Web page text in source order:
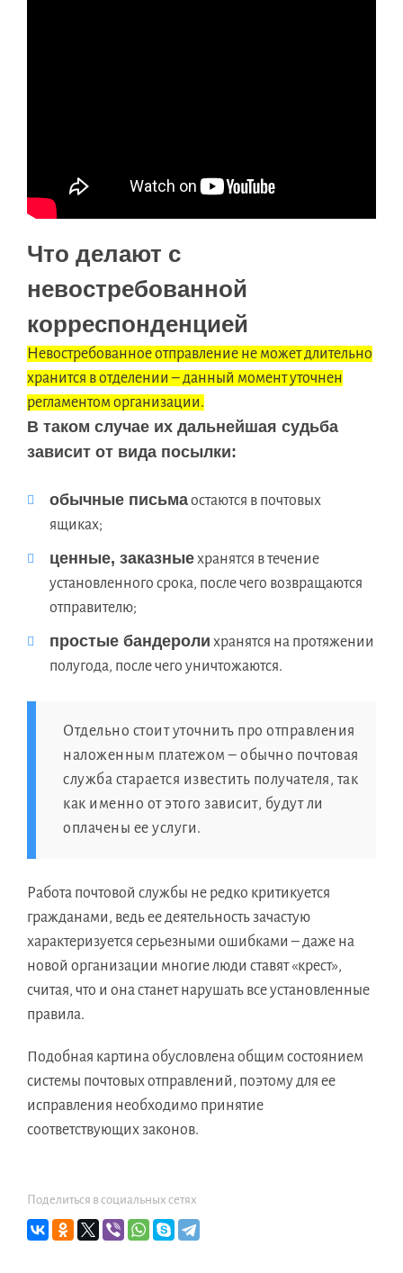
Что делают с
невостребованной
корреспонденцией
Невостребованное отправление не может длительно
хранится в отделении – данный момент уточнен
регламентом организации.
В таком случае их дальнейшая судьба
зависит от вида посылки:
обычные письмаостаются в почтовых
ящиках;
ценные, заказныехранятся в течение
установленного срока, после чего возвращаются
отправителю;
простые бандероли хранятся на протяжении
полугода, после чего уничтожаются.
Отдельно стоит уточнить про отправления
наложенным платежом – обычно почтовая
служба старается известить получателя, так
как именно от этого зависит, будут ли
оплачены ее услуги.
Работа почтовой службы не редко критикуется
гражданами, ведь ее деятельность зачастую
характеризуется серьезными ошибками – даже на
новой организации многие люди ставят «крест»,
считая, что и она станет нарушать все установленные
правила.
Подобная картина обусловлена общим состоянием
системы почтовых отправлений, поэтому для ее
исправления необходимо принятие
соответствующих законов.
Поделиться в социальных сетях